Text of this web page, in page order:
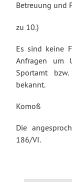
Betreuung und
zu 10.)
Es sind keine
Anfragen um
Sportamt
bekannt.
Komoß
Die
186/VI.